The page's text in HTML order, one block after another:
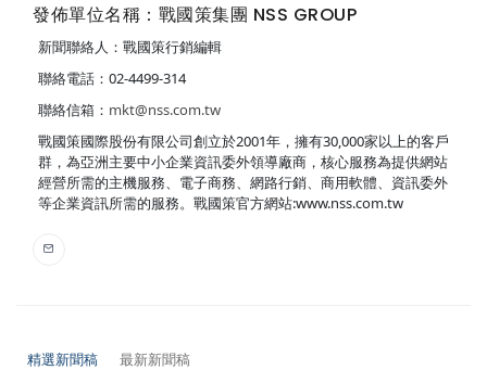
發佈單位名稱：戰國策集團 NSS GROUP
新聞聯絡人：戰國策行銷編輯
聯絡電話：02-4499-314
聯絡信箱： mkt@nss.com.tw
戰國策國際股份有限公司創立於2001年，擁有30,000家以上的客戶
群，為亞洲主要中小企業資訊委外領導廠商，核心服務為提供網站
經營所需的主機服務、電子商務、網路行銷、商用軟體、資訊委外
等企業資訊所需的服務。戰國策官方網站:www.nss.com.tw
精選新聞稿 最新新聞稿